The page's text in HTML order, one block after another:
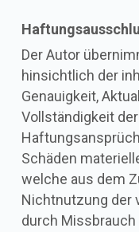
Der Autor
hinsichtlich der
Genauigkeit,
Vollständigkeit
Schäden
welche aus dem
Nichtnutzung der
durch